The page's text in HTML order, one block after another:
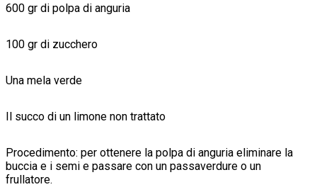
600 gr di polpa di anguria
100 gr di zucchero
Una mela verde
Il succo di un limone non trattato
Procedimento: per ottenere la polpa di anguria eliminare la
buccia e i semi e passare con un passaverdure o un
frullatore.